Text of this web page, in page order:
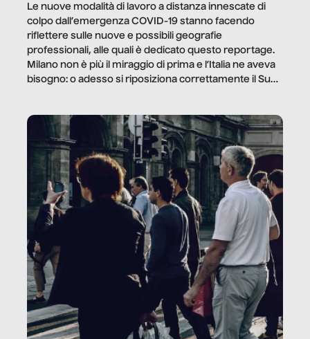
Le nuove modalità di lavoro a distanza innescate di
colpo dall’emergenza COVID-19 stanno facendo
riflettere sulle nuove e possibili geografie
professionali, alle quali è dedicato questo reportage.
Milano non è più il miraggio di prima e l’Italia ne aveva
bisogno: o adesso si riposiziona correttamente il Sud